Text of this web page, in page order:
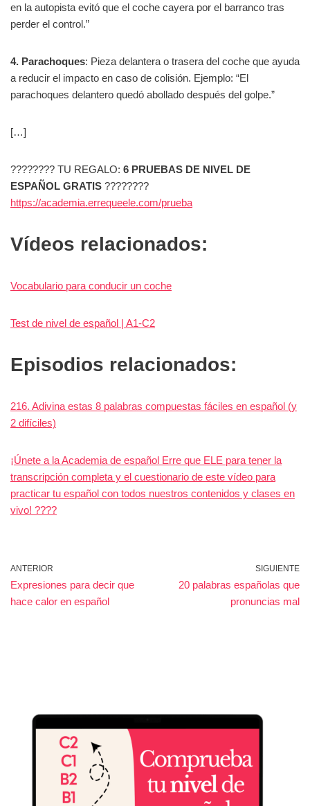
en la autopista evitó que el coche cayera por el barranco tras
perder el control.”
4. Parachoques: Pieza delantera o trasera del coche que ayuda
a reducir el impacto en caso de colisión. Ejemplo: “El
parachoques delantero quedó abollado después del golpe.”
[…]
???????? TU REGALO: 6 PRUEBAS DE NIVEL DE
ESPAÑOL GRATIS ????????
https://academia.errequeele.com/prueba
Vídeos relacionados:
Vocabulario para conducir un coche
Test de nivel de español | A1-C2
Episodios relacionados:
216. Adivina estas 8 palabras compuestas fáciles en español (y
2 difíciles)
¡Únete a la Academia de español Erre que ELE para tener la
transcripción completa y el cuestionario de este vídeo para
practicar tu español con todos nuestros contenidos y clases en
vivo! ????
ANTERIOR
Expresiones para decir que
hace calor en español
SIGUIENTE
20 palabras españolas que
pronuncias mal